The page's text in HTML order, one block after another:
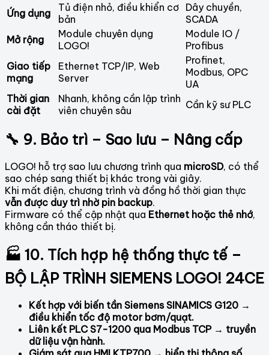
Ứng dụng
Tủ điện nhỏ, điều khiển cơ
bản
Dây chuyền,
SCADA
Mở rộng
Module chuyên dụng
LOGO!
Module IO /
Profibus
Giao tiếp
mạng
Ethernet TCP/IP, Web
Server
Profinet,
Modbus, OPC
UA
Thời gian
cài đặt
Nhanh, không cần lập trình
viên chuyên sâu
Cần kỹ sư PLC
🔧 9. Bảo trì – Sao lưu – Nâng cấp
LOGO! hỗ trợ sao lưu chương trình qua microSD, có thể
sao chép sang thiết bị khác trong vài giây.
Khi mất điện, chương trình và đồng hồ thời gian thực
vẫn được duy trì nhờ pin backup.
Firmware có thể cập nhật qua Ethernet hoặc thẻ nhớ,
không cần tháo thiết bị.
🏭 10. Tích hợp hệ thống thực tế –
BỘ LẬP TRÌNH SIEMENS LOGO! 24CE
Kết hợp với biến tần Siemens SINAMICS G120 →
điều khiển tốc độ motor bơm/quạt.
Liên kết PLC S7-1200 qua Modbus TCP → truyền
dữ liệu vận hành.